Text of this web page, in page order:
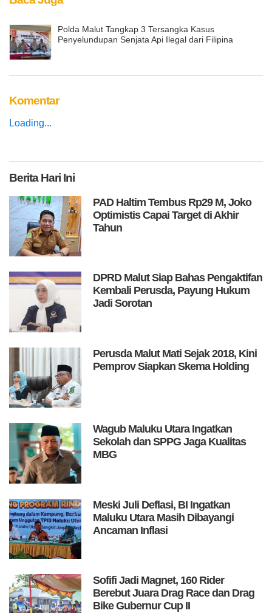
Polda Malut Tangkap 3 Tersangka Kasus
Penyelundupan Senjata Api Ilegal dari Filipina
Komentar
Loading...
BeritaHari Ini
PAD Haltim Tembus Rp29 M, Joko
Optimistis Capai Target di Akhir
Tahun
DPRD Malut Siap Bahas Pengaktifan
Kembali Perusda, Payung Hukum
Jadi Sorotan
Perusda Malut Mati Sejak 2018, Kini
Pemprov Siapkan Skema Holding
Wagub Maluku Utara Ingatkan
Sekolah dan SPPG Jaga Kualitas
MBG
Meski Juli Deflasi, BI Ingatkan
Maluku Utara Masih Dibayangi
Ancaman Inflasi
Sofifi Jadi Magnet, 160 Rider
Berebut Juara Drag Race dan Drag
Bike Gubernur Cup II